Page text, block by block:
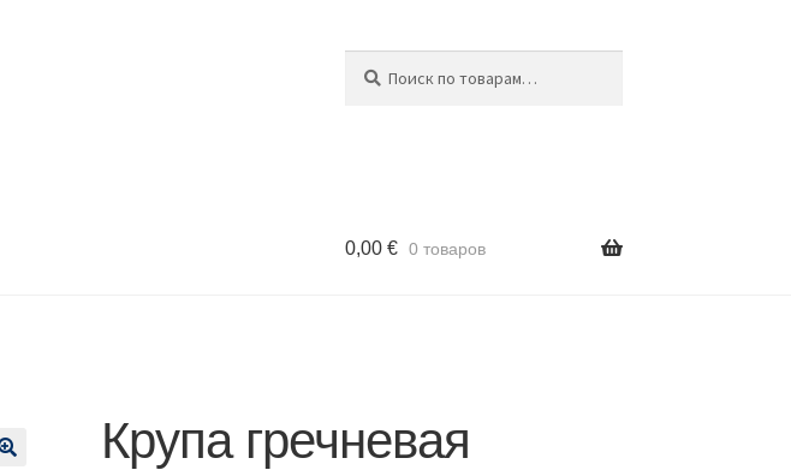
0,00 € 0 товаров
Крупа гречневая